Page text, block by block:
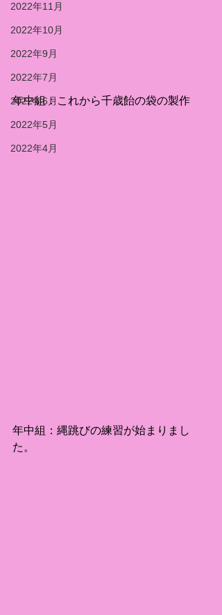
2022年11月
2022年10月
2022年9月
2022年7月
2022年6月
2022年5月
2022年4月
年中組：これから千歳飴の袋の製作
年中組：縄跳びの練習が始まりまし
た。